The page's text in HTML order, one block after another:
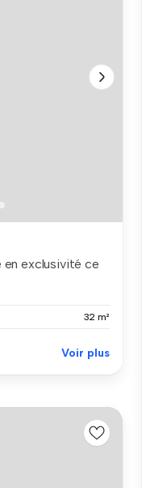
en exclusivité ce
32 m²
Voir plus